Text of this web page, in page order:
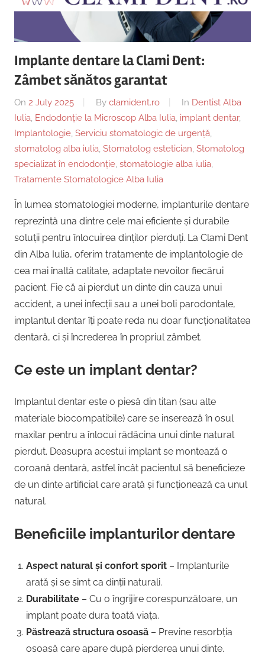
Centru
Implantologie
Copii,
Lăncrănjan
19,
România
+40754463365
Implante dentare la Clami Dent:
Zâmbet sănătos garantat
On 2 July 2025 By clamident.ro In Dentist Alba
Iulia Endodonție la Microscop Alba Iulia implant dentar,
Implantologie Serviciu stomatologic de urgență
stomatolog alba iulia Stomatolog estetician Stomatolog
specializat în endodonție stomatologie alba iulia
Tratamente Stomatologice Alba Iulia
În lumea stomatologiei moderne, implanturile dentare
reprezintă una dintre cele mai eficiente și durabile
soluții pentru înlocuirea dinților pierduți. La Clami Dent
din Alba Iulia, oferim tratamente de implantologie de
cea mai înaltă calitate, adaptate nevoilor fiecărui
pacient. Fie că ai pierdut un dinte din cauza unui
accident, a unei infecții sau a unei boli parodontale,
implantul dentar îți poate reda nu doar funcționalitatea
dentară, ci și încrederea în propriul zâmbet.
Ce este un implant dentar?
Implantul dentar este o piesă din titan (sau alte
materiale biocompatibile) care se inserează în osul
maxilar pentru a înlocui rădăcina unui dinte natural
pierdut. Deasupra acestui implant se montează o
coroană dentară, astfel încât pacientul să beneficieze
de un dinte artificial care arată și funcționează ca unul
natural.
Beneficiile implanturilor dentare
Aspect natural și confort sporit – Implanturile
arată și se simt ca dinții naturali.
Durabilitate – Cu o îngrijire corespunzătoare, un
implant poate dura toată viața.
Păstrează structura osoasă – Previne resorbția
osoasă care apare după pierderea unui dinte.